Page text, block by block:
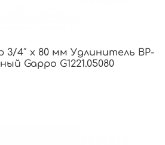
3/4″ x 80 мм Удлинитель ВР-
Gappo G1221.05080